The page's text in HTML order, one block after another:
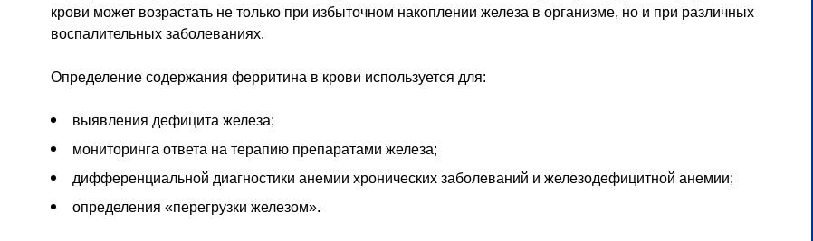
крови может возрастать не только при избыточном накоплении железа в организме, но и при различных
воспалительных заболеваниях.
Определение содержания ферритина в крови используется для:
выявления дефицита железа;
мониторинга ответа на терапию препаратами железа;
дифференциальной диагностики анемии хронических заболеваний и железодефицитной анемии;
определения «перегрузки железом».